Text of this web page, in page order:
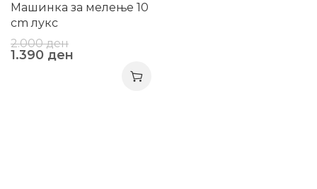
Машинка за мелење 10
cm лукс
2.000ден
1.390 ден